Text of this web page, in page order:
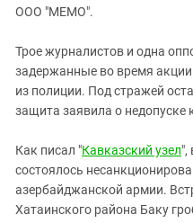
Дагестан
Кабардино-Балкария
Калмыкия
Краснодарский край
Нагорный Карабах
Российская Федерация
ООО "МЕМО".
Трое журналистов и одна
задержанные во время
из полиции. Под стражей
защита заявила о недопуске
Как писал "Кавказский узел",
состоялось
азербайджанской армии.
Хатаинского района Баку